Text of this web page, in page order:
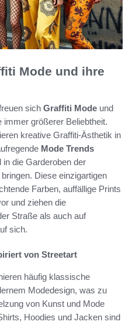
Mode und ihre
sich Graffiti Mode und
immer größerer Beliebtheit.
kreative Graffiti-Ästhetik in
Mode Trends
die Garderoben der
Diese einzigartigen
Farben, auffällige Prints
und ziehen die
Straße als auch auf
sich.
von Streetart
häufig klassische
Modedesign, was zu
von Kunst und Mode
Hoodies und Jacken sind